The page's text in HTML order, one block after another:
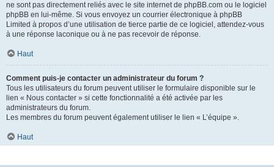
ne sont pas directement reliés avec le site internet de phpBB.com ou le logiciel
phpBB en lui-même. Si vous envoyez un courrier électronique à phpBB
Limited à propos d’une utilisation de tierce partie de ce logiciel, attendez-vous
à une réponse laconique ou à ne pas recevoir de réponse.
Haut
Comment puis-je contacter un administrateur du forum ?
Tous les utilisateurs du forum peuvent utiliser le formulaire disponible sur le
lien « Nous contacter » si cette fonctionnalité a été activée par les
administrateurs du forum.
Les membres du forum peuvent également utiliser le lien « L’équipe ».
Haut